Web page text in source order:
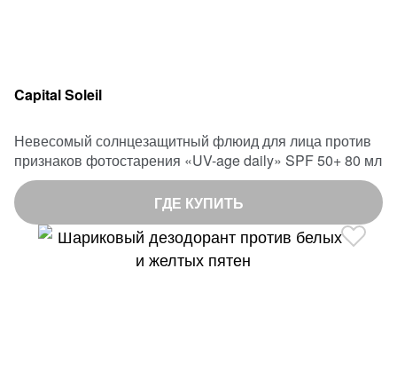
Capital Soleil
Невесомый солнцезащитный флюид для лица против
признаков фотостарения «UV-age daily» SPF 50+ 80 мл
ГДЕ КУПИТЬ